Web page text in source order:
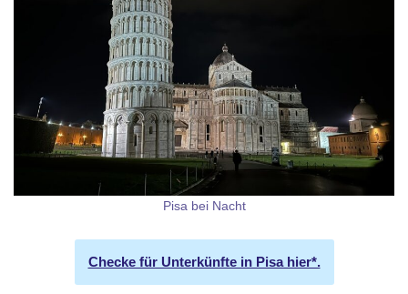
Pisa bei Nacht
Checke für Unterkünfte in Pisa hier*.